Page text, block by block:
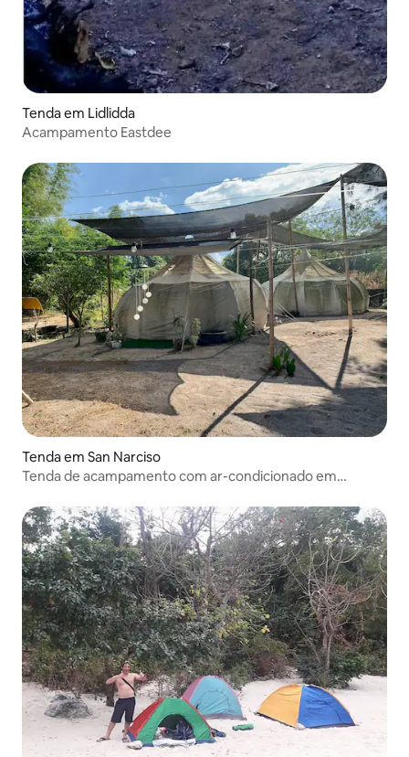
Tenda em Lidlidda
Acampamento Eastdee
Tenda em San Narciso
Tenda de acampamento com ar-condicionado em